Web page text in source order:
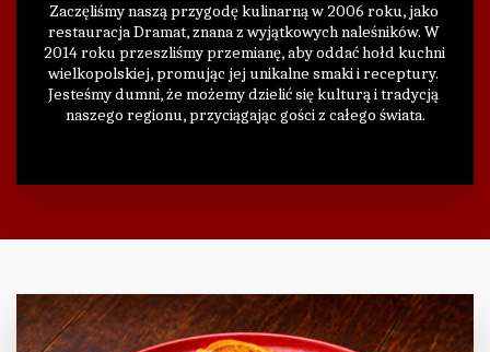
Zaczęliśmy naszą przygodę kulinarną w 2006 roku, jako
restauracja Dramat, znana z wyjątkowych naleśników. W
2014 roku przeszliśmy przemianę, aby oddać hołd kuchni
wielkopolskiej, promując jej unikalne smaki i receptury.
Jesteśmy dumni, że możemy dzielić się kulturą i tradycją
naszego regionu, przyciągając gości z całego świata.